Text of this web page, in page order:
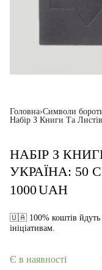
Головна›Символи
Набір З Книги Та
НАБІР З
УКРАЇНА: 50
1000UAH
🇺🇦 100% коштів йдуть
ініціативам.
Є в наявності